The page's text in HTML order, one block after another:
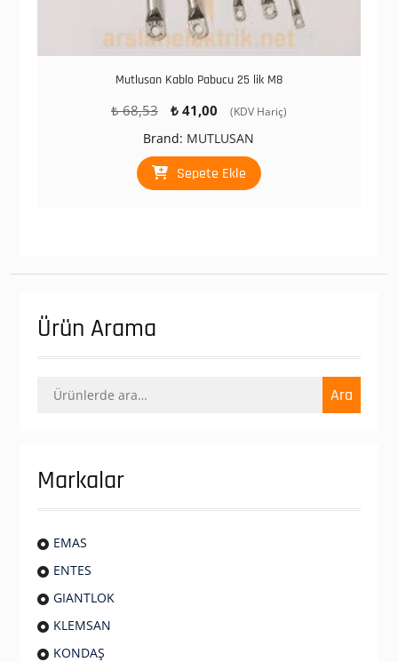
Mutlusan Kablo Pabucu 25 lik M8
₺68,53
Orijinal
fiyat:
₺ 68,53.
₺41,00
Şu
fiyat:
₺ 41,00.
(KDV Hariç)
Brand: MUTLUSAN
Sepete Ekle
Ürün Arama
Ara: Ara
Markalar
EMAS
ENTES
GIANTLOK
KLEMSAN
KONDAŞ